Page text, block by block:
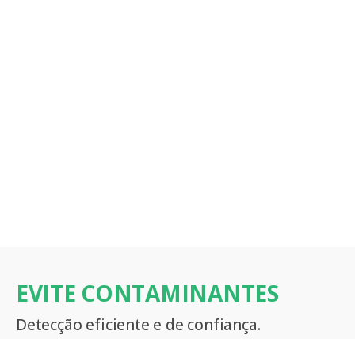
EVITE CONTAMINANTES
Detecção eficiente e de confiança.